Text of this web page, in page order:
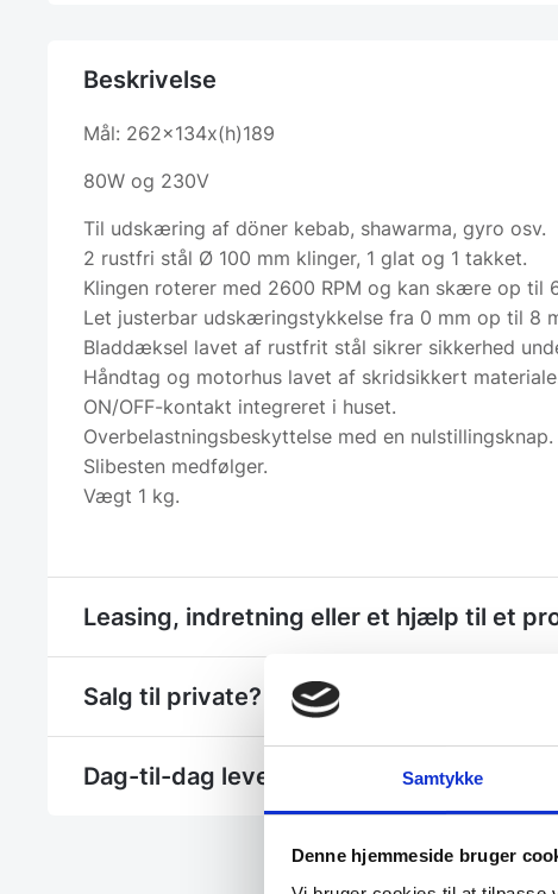
Samtykke
Denne hjemmeside bruger
Beskrivelse
Mål: 262x134x(h)189
80W og 230V
Til udskæring af döner kebab, shawarma, gyro osv.
2 rustfri stål Ø 100 mm klinger, 1 glat og 1 takket.
Klingen roterer med 2600 RPM og kan skære op til
Let justerbar udskæringstykkelse fra 0 mm op til 8
Bladdæksel lavet af rustfrit stål sikrer sikkerhed
Håndtag og motorhus lavet af skridsikkert
ON/OFF-kontakt integreret i huset.
Overbelastningsbeskyttelse med en nulstillingsknap.
Slibesten medfølger.
Vægt 1 kg.
Leasing, indretning eller et hjælp til et
Salg til private? - Se Gastrobutikken.dk
Dag-til-dag levering